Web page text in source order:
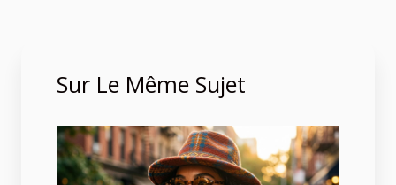
Sur Le Même Sujet